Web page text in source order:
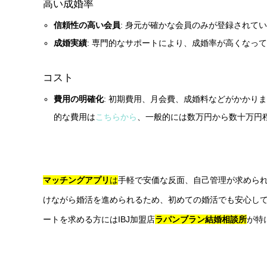
高い成婚率
信頼性の高い会員: 身元が確かな会員のみが登録されて
成婚実績: 専門的なサポートにより、成婚率が高くなっ
コスト
費用の明確化: 初期費用、月会費、成婚料などがかかり
的な費用はこちらから 、一般的には数万円から数十万円
マッチングアプリ は手軽で安価な反面、自己管理が求めら
けながら婚活を進められるため、初めての婚活でも安心し
ートを求める方にはIBJ加盟店ラパンブラン結婚相談所が特